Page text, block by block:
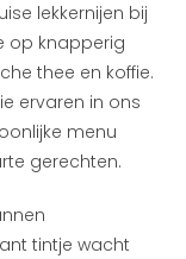
lekkernijen bij
op knapperig
thee en koffie.
ervaren in ons
menu
gerechten.
tintje wacht